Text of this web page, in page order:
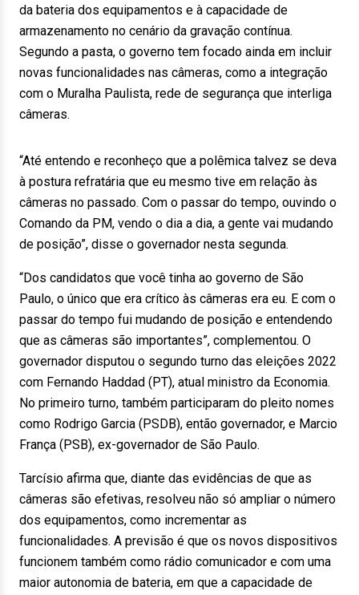
da bateria dos equipamentos e à capacidade de
armazenamento no cenário da gravação contínua.
Segundo a pasta, o governo tem focado ainda em incluir
novas funcionalidades nas câmeras, como a integração
com o Muralha Paulista, rede de segurança que interliga
câmeras.
“Até entendo e reconheço que a polêmica talvez se deva
à postura refratária que eu mesmo tive em relação às
câmeras no passado. Com o passar do tempo, ouvindo o
Comando da PM, vendo o dia a dia, a gente vai mudando
de posição”, disse o governador nesta segunda.
“Dos candidatos que você tinha ao governo de São
Paulo, o único que era crítico às câmeras era eu. E com o
passar do tempo fui mudando de posição e entendendo
que as câmeras são importantes”, complementou. O
governador disputou o segundo turno das eleições 2022
com Fernando Haddad (PT), atual ministro da Economia.
No primeiro turno, também participaram do pleito nomes
como Rodrigo Garcia (PSDB), então governador, e Marcio
França (PSB), ex-governador de São Paulo.
Tarcísio afirma que, diante das evidências de que as
câmeras são efetivas, resolveu não só ampliar o número
dos equipamentos, como incrementar as
funcionalidades. A previsão é que os novos dispositivos
funcionem também como rádio comunicador e com uma
maior autonomia de bateria, em que a capacidade de